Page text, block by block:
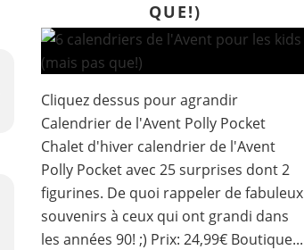
QUE!)
Cliquez dessus pour agrandir
Calendrier de l'Avent Polly Pocket
Chalet d'hiver calendrier de l'Avent
Polly Pocket avec 25 surprises dont 2
figurines. De quoi rappeler de fabuleux
souvenirs à ceux qui ont grandi dans
les années 90! ;) Prix: 24,99€ Boutique...